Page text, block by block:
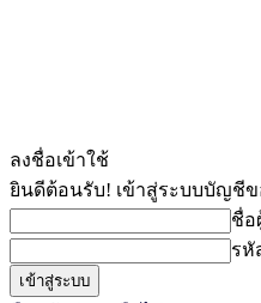
ลงชื่อเข้าใช้
ยินดีต้อนรับ! เข้าสู่ระบบบัญชี
ชื่อ
รหั